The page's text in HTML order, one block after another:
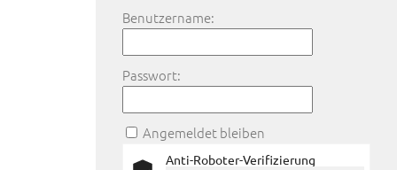
Benutzername:
Passwort:
Angemeldet bleiben
Anti-Roboter-Verifizierung